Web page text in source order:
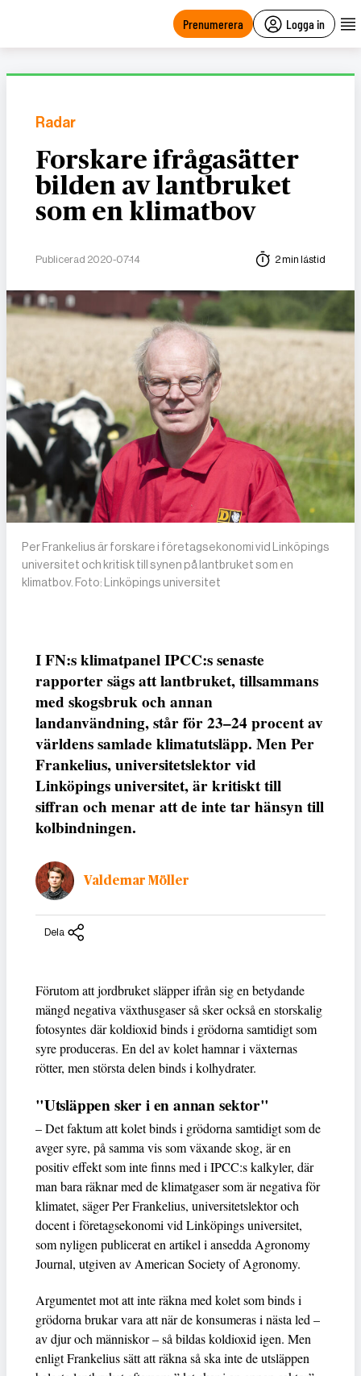
Prenumerera Logga in
Radar
Forskare ifrågasätter
bilden av lantbruket
som en klimatbov
Publicerad 2020-07-14 2 min lästid
Per Frankelius är forskare i företagsekonomi vid Linköpings
universitet och kritisk till synen på lantbruket som en
klimatbov. Foto: Linköpings universitet
I FN:s klimatpanel IPCC:s senaste
rapporter sägs att lantbruket, tillsammans
med skogsbruk och annan
landanvändning, står för 23–24 procent av
världens samlade klimatutsläpp. Men Per
Frankelius, universitetslektor vid
Linköpings universitet, är kritiskt till
siffran och menar att de inte tar hänsyn till
kolbindningen.
Valdemar Möller
Dela
Förutom att jordbruket släpper ifrån sig en betydande
mängd negativa växthusgaser så sker också en storskalig
fotosyntes där koldioxid binds i grödorna samtidigt som
syre produceras. En del av kolet hamnar i växternas
rötter, men största delen binds i kolhydrater.
"Utsläppen sker i en annan sektor"
– Det faktum att kolet binds i grödorna samtidigt som de
avger syre, på samma vis som växande skog, är en
positiv effekt som inte finns med i IPCC:s kalkyler, där
man bara räknar med de klimatgaser som är negativa för
klimatet, säger Per Frankelius, universitetslektor och
docent i företagsekonomi vid Linköpings universitet,
som nyligen publicerat en artikel i ansedda Agronomy
Journal, utgiven av American Society of Agronomy.
Argumentet mot att inte räkna med kolet som binds i
grödorna brukar vara att när de konsumeras i nästa led –
av djur och människor – så bildas koldioxid igen. Men
enligt Frankelius sätt att räkna så ska inte de utsläppen